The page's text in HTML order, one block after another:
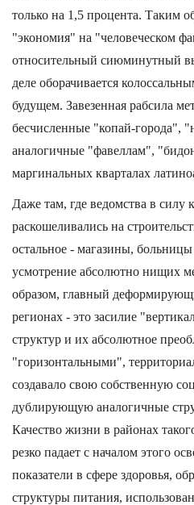
только на 1,5 процента. Таким
"экономия" на "человеческом
относительный сиюминутный
деле оборачивается
будущем. Завезенная рабсила
бесчисленные "копай-города",
аналогичные "фавеллам",
маргинальных кварталах
Даже там, где ведомства в силу
раскошеливались на
остальное - магазины,
усмотрение абсолютно нищих
образом, главный
регионах - это засилие
структур и их абсолютное
"горизонтальными",
создавало свою собственную
дублирующую аналогичные
Качество жизни в районах
резко падает с началом этого
показатели в сфере здоровья,
структуры питания,